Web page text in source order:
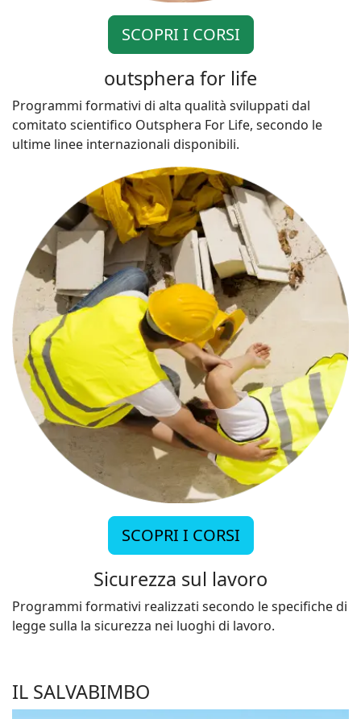
SCOPRI I CORSI
outsphera for life
Programmi formativi di alta qualità sviluppati dal
comitato scientifico Outsphera For Life, secondo le
ultime linee internazionali disponibili.
SCOPRI I CORSI
Sicurezza sul lavoro
Programmi formativi realizzati secondo le specifiche di
legge sulla la sicurezza nei luoghi di lavoro.
IL SALVABIMBO